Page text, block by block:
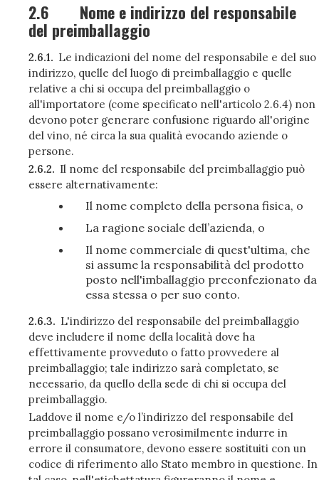
2.6 Nome e indirizzo del responsabile
del preimballaggio
2.6.1. Le indicazioni del nome del responsabile e del suo
indirizzo, quelle del luogo di preimballaggio e quelle
relative a chi si occupa del preimballaggio o
all'importatore (come specificato nell'articolo 2.6.4) non
devono poter generare confusione riguardo all'origine
del vino, né circa la sua qualità evocando aziende o
persone.
2.6.2. Il nome del responsabile del preimballaggio può
essere alternativamente:
Il nome completo della persona fisica, o
La ragione sociale dell’azienda, o
Il nome commerciale di quest'ultima, che
si assume la responsabilità del prodotto
posto nell'imballaggio preconfezionato da
essa stessa o per suo conto.
2.6.3. L'indirizzo del responsabile del preimballaggio
deve includere il nome della località dove ha
effettivamente provveduto o fatto provvedere al
preimballaggio; tale indirizzo sarà completato, se
necessario, da quello della sede di chi si occupa del
preimballaggio.
Laddove il nome e/o l’indirizzo del responsabile del
preimballaggio possano verosimilmente indurre in
errore il consumatore, devono essere sostituiti con un
codice di riferimento allo Stato membro in questione. In